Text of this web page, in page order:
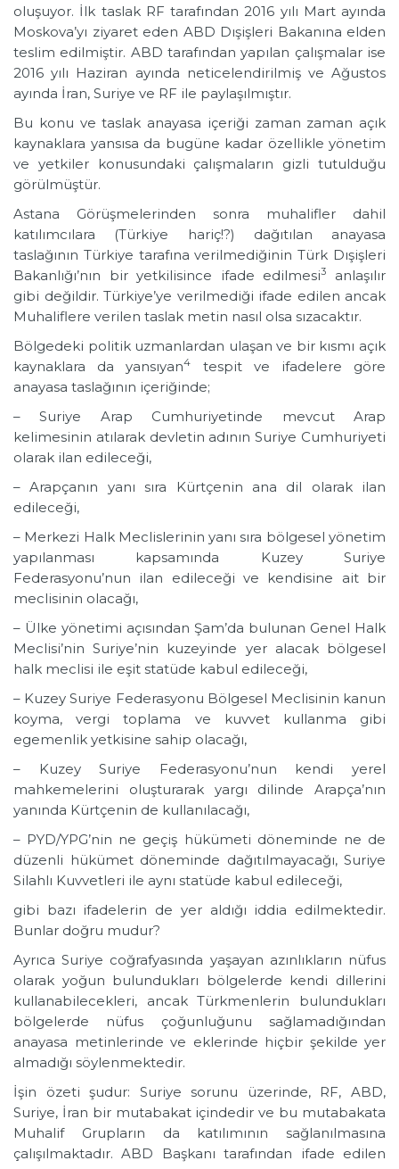
oluşuyor. İlk taslak RF tarafından 2016 yılı Mart ayında
Moskova’yı ziyaret eden ABD Dışişleri Bakanına elden
teslim edilmiştir. ABD tarafından yapılan çalışmalar ise
2016 yılı Haziran ayında neticelendirilmiş ve Ağustos
ayında İran, Suriye ve RF ile paylaşılmıştır.
Bu konu ve taslak anayasa içeriği zaman zaman açık
kaynaklara yansısa da bugüne kadar özellikle yönetim
ve yetkiler konusundaki çalışmaların gizli tutulduğu
görülmüştür.
Astana Görüşmelerinden sonra muhalifler dahil
katılımcılara (Türkiye hariç!?) dağıtılan anayasa
taslağının Türkiye tarafına verilmediğinin Türk Dışişleri
Bakanlığı’nın bir yetkilisince ifade edilmesi3
anlaşılır
gibi değildir. Türkiye’ye verilmediği ifade edilen ancak
Muhaliflere verilen taslak metin nasıl olsa sızacaktır.
Bölgedeki politik uzmanlardan ulaşan ve bir kısmı açık
kaynaklara da yansıyan4
tespit ve ifadelere göre
anayasa taslağının içeriğinde;
– Suriye Arap Cumhuriyetinde mevcut Arap
kelimesinin atılarak devletin adının Suriye Cumhuriyeti
olarak ilan edileceği,
– Arapçanın yanı sıra Kürtçenin ana dil olarak ilan
edileceği,
– Merkezi Halk Meclislerinin yanı sıra bölgesel yönetim
yapılanması kapsamında Kuzey Suriye
Federasyonu’nun ilan edileceği ve kendisine ait bir
meclisinin olacağı,
– Ülke yönetimi açısından Şam’da bulunan Genel Halk
Meclisi’nin Suriye’nin kuzeyinde yer alacak bölgesel
halk meclisi ile eşit statüde kabul edileceği,
– Kuzey Suriye Federasyonu Bölgesel Meclisinin kanun
koyma, vergi toplama ve kuvvet kullanma gibi
egemenlik yetkisine sahip olacağı,
– Kuzey Suriye Federasyonu’nun kendi yerel
mahkemelerini oluşturarak yargı dilinde Arapça’nın
yanında Kürtçenin de kullanılacağı,
– PYD/YPG’nin ne geçiş hükümeti döneminde ne de
düzenli hükümet döneminde dağıtılmayacağı, Suriye
Silahlı Kuvvetleri ile aynı statüde kabul edileceği,
gibi bazı ifadelerin de yer aldığı iddia edilmektedir.
Bunlar doğru mudur?
Ayrıca Suriye coğrafyasında yaşayan azınlıkların nüfus
olarak yoğun bulundukları bölgelerde kendi dillerini
kullanabilecekleri, ancak Türkmenlerin bulundukları
bölgelerde nüfus çoğunluğunu sağlamadığından
anayasa metinlerinde ve eklerinde hiçbir şekilde yer
almadığı söylenmektedir.
İşin özeti şudur: Suriye sorunu üzerinde, RF, ABD,
Suriye, İran bir mutabakat içindedir ve bu mutabakata
Muhalif Grupların da katılımının sağlanılmasına
çalışılmaktadır. ABD Başkanı tarafından ifade edilen